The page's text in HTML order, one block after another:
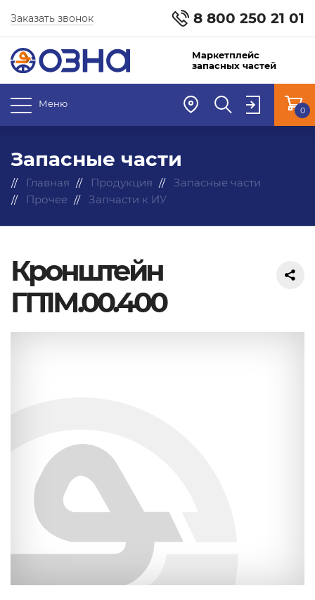
8 800 250 21 01
Заказать звонок
Маркетплейс
запасных частей
Меню
0
Запасные части
Главная Продукция
Запасные части
Прочее
Запчасти к ИУ
Кронштейн
ГП1М.00.400